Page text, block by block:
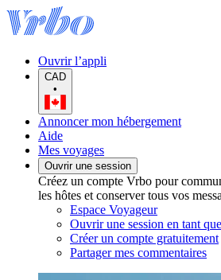
Ouvrir l’appli
CAD
•
Annoncer mon hébergement
Aide
Mes voyages
Ouvrir une session
Créez un compte Vrbo pour
les hôtes et conserver tous vos
Espace Voyageur
Ouvrir une session en tant
Créer un compte gratuitement
Partager mes commentaires